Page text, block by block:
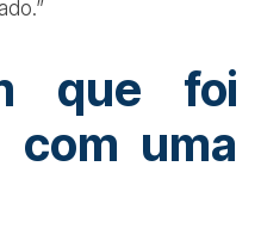
que foi
com uma